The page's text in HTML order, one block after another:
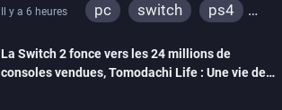
Il y a 6 heures pc switch
ps4
wiiu
3ds
ps3
xbox 360
switch 2
La Switch 2 fonce vers les 24 millions de
consoles vendues, Tomodachi Life : Une vie de